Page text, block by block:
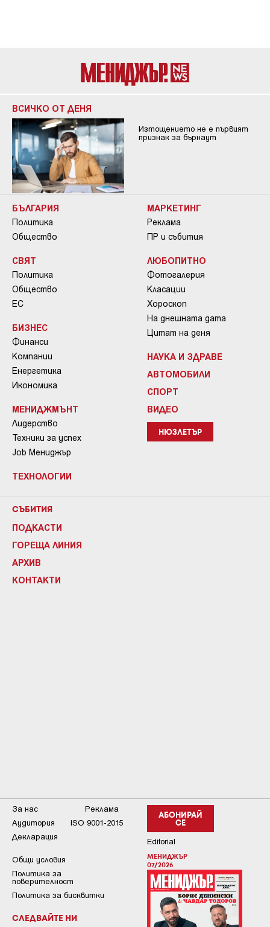
ВСИЧКО ОТ ДЕНЯ
Изтощението не е първият
признак за бърнаут
БЪЛГАРИЯ
Политика
Общество
СВЯТ
Политика
Общество
ЕС
БИЗНЕС
Финанси
Компании
Енергетика
Икономика
МЕНИДЖМЪНТ
Лидерство
Техники за успех
Job Мениджър
ТЕХНОЛОГИИ
МАРКЕТИНГ
Реклама
ПР и събития
ЛЮБОПИТНО
Фотогалерия
Класации
Хороскоп
На днешната дата
Цитат на деня
НАУКА И ЗДРАВЕ
АВТОМОБИЛИ
СПОРТ
ВИДЕО
НЮЗЛЕТЪР
СЪБИТИЯ
ПОДКАСТИ
ГОРЕЩА ЛИНИЯ
АРХИВ
КОНТАКТИ
АБОНИРАЙ
СЕ
Editorial
МЕНИДЖЪР
07/2026
За нас
Реклама
Аудитория
ISO 9001-2015
Декларация
Общи условия
Пoлитикa зa
пoвepитeлнocт
Политика за бисквитки
СЛЕДВАЙТЕ НИ